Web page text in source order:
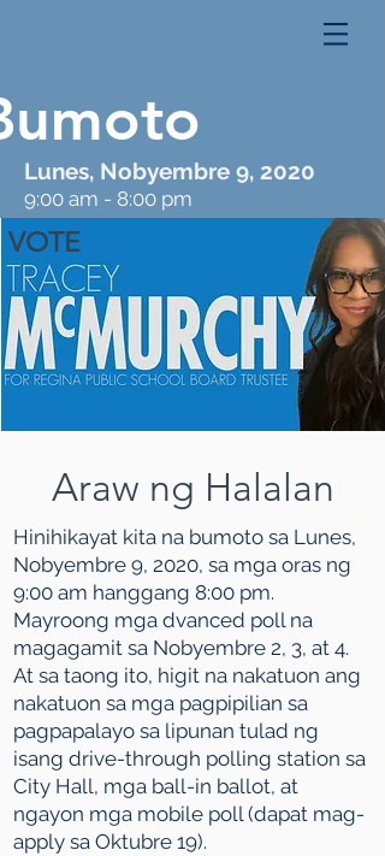
Lunes, Nobyembre 9, 2020
9:00 am - 8:00 pm
VOTE
Araw ng Halalan
Hinihikayat kita na bumoto sa Lunes,
Nobyembre 9, 2020, sa mga oras ng
9:00 am hanggang 8:00 pm.
Mayroong mga dvanced poll na
magagamit sa Nobyembre 2, 3, at 4.
At sa taong ito, higit na nakatuon ang
nakatuon sa mga pagpipilian sa
pagpapalayo sa lipunan tulad ng
isang drive-through polling station sa
City Hall, mga ball-in ballot, at
ngayon mga mobile poll (dapat mag-
apply sa Oktubre 19).